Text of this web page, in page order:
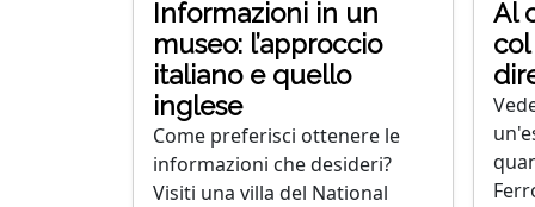
Informazioni in un
museo: l’approccio
italiano e quello
inglese
Come preferisci ottenere le
informazioni che desideri?
Visiti una villa del National
Al